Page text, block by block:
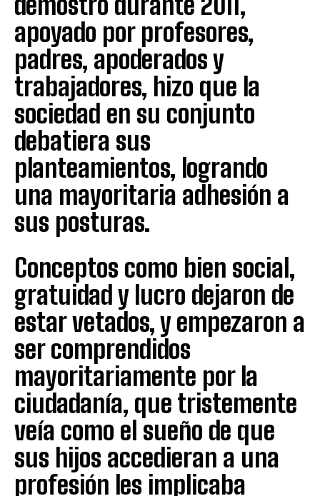
apoyado por profesores,
padres, apoderados y
trabajadores, hizo que la
sociedad en su conjunto
debatiera sus
planteamientos, logrando
una mayoritaria adhesión a
sus posturas.
Conceptos como bien social,
gratuidad y lucro dejaron de
estar vetados, y empezaron a
ser comprendidos
mayoritariamente por la
ciudadanía, que tristemente
veía como el sueño de que
sus hijos accedieran a una
profesión les implicaba